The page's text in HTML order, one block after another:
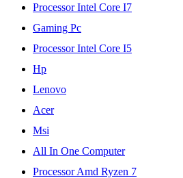
Processor Intel Core I7
Gaming Pc
Processor Intel Core I5
Hp
Lenovo
Acer
Msi
All In One Computer
Processor Amd Ryzen 7